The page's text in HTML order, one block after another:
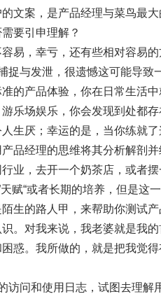
文案，是产品经理与菜鸟最
要引申理解？
易，幸亏，还有些相对容易的
捉与发泄，很遗憾这可能导致
的产品体验，你在日常生活
乐场娱乐，你会发现到处都存
生厌；幸运的是，当你练就
品经理的思维将其分析解剖
业，去开一个奶茶店，或者
赋“或者长期的培养，但是这
生的路人甲，来帮助你测试
。对我来说，我老婆就是我
惑。我所做的，就是把我觉
访问和使用日志，试图去理解